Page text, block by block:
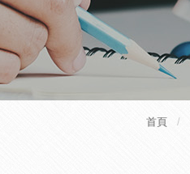
首頁